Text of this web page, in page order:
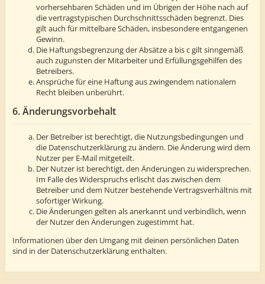
vorhersehbaren Schäden und im Übrigen der Höhe nach auf
die vertragstypischen Durchschnittsschäden begrenzt. Dies
gilt auch für mittelbare Schäden, insbesondere entgangenen
Gewinn.
Die Haftungsbegrenzung der Absätze a bis c gilt sinngemäß
auch zugunsten der Mitarbeiter und Erfüllungsgehilfen des
Betreibers.
Ansprüche für eine Haftung aus zwingendem nationalem
Recht bleiben unberührt.
6. Änderungsvorbehalt
Der Betreiber ist berechtigt, die Nutzungsbedingungen und
die Datenschutzerklärung zu ändern. Die Änderung wird dem
Nutzer per E-Mail mitgeteilt.
Der Nutzer ist berechtigt, den Änderungen zu widersprechen.
Im Falle des Widerspruchs erlischt das zwischen dem
Betreiber und dem Nutzer bestehende Vertragsverhältnis mit
sofortiger Wirkung.
Die Änderungen gelten als anerkannt und verbindlich, wenn
der Nutzer den Änderungen zugestimmt hat.
Informationen über den Umgang mit deinen persönlichen Daten
sind in der Datenschutzerklärung enthalten.